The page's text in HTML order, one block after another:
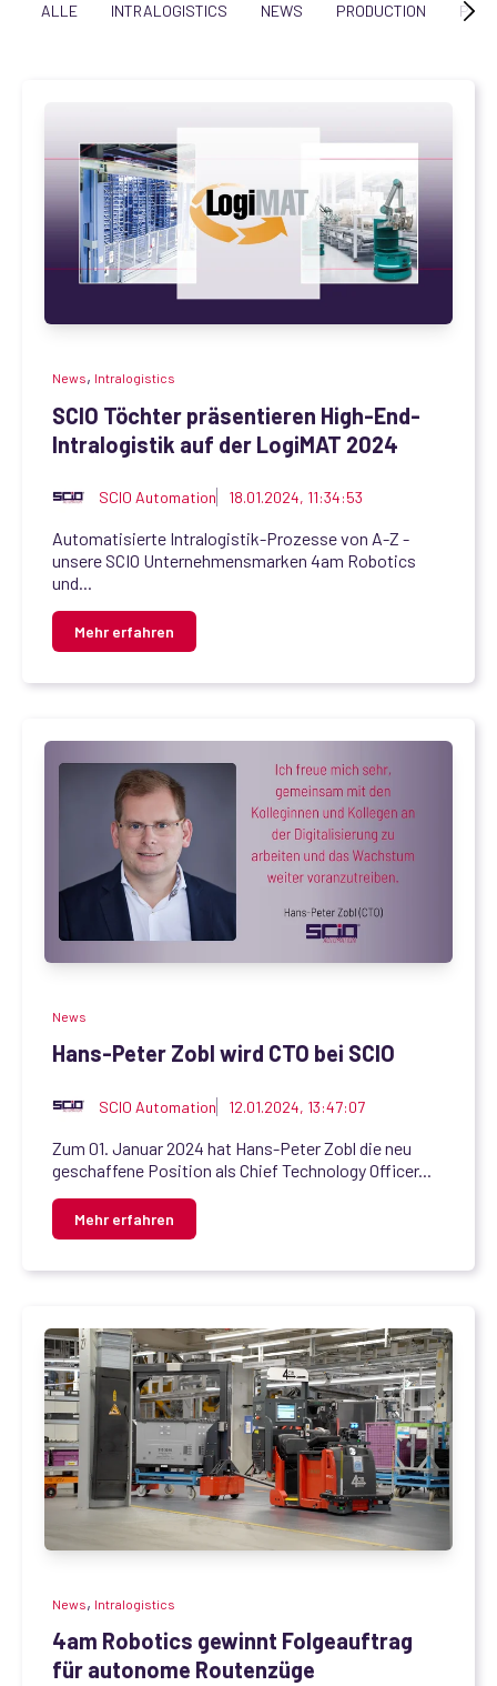
ALLE INTRALOGISTICS NEWS PRODUCTION
News, Intralogistics
SCIO Töchter präsentieren High-End-
Intralogistik auf der LogiMAT 2024
SCIO Automation 18.01.2024, 11:34:53
Automatisierte Intralogistik-Prozesse von A-Z -
unsere SCIO Unternehmensmarken 4am Robotics
und...
Mehr erfahren
News
Hans-Peter Zobl wird CTO bei SCIO
SCIO Automation 12.01.2024, 13:47:07
Zum 01. Januar 2024 hat Hans-Peter Zobl die neu
geschaffene Position als Chief Technology Officer...
Mehr erfahren
News, Intralogistics
4am Robotics gewinnt Folgeauftrag
für autonome Routenzüge